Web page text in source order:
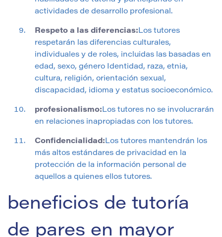
actividades de desarrollo profesional.
Respeto a las diferencias:Los tutores
respetarán las diferencias culturales,
individuales y de roles, incluidas las basadas en
edad, sexo, género Identidad, raza, etnia,
cultura, religión, orientación sexual,
discapacidad, idioma y estatus socioeconómico.
profesionalismo:Los tutores no se involucrarán
en relaciones inapropiadas con los tutores.
Confidencialidad:Los tutores mantendrán los
más altos estándares de privacidad en la
protección de la información personal de
aquellos a quienes ellos tutores.
beneficios de tutoría
de pares en mayor